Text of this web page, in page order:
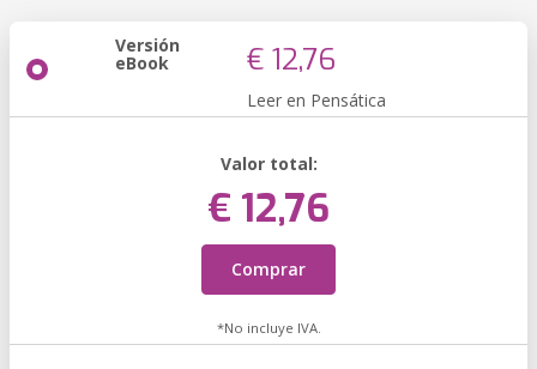
Versión
eBook € 12,76
Leer en Pensática
Valor total:
€ 12,76
Comprar
*No incluye IVA.